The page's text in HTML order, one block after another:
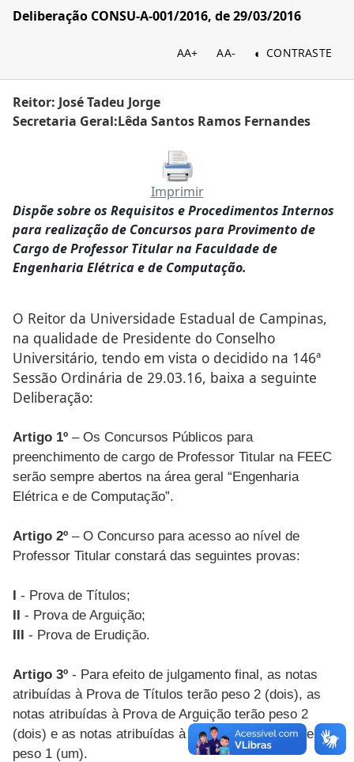
Deliberação CONSU-A-001/2016, de 29/03/2016
AA+ AA- CONTRASTE
Reitor: José Tadeu Jorge
Secretaria Geral:Lêda Santos Ramos Fernandes
Imprimir
Dispõe sobre os Requisitos e Procedimentos Internos
para realização de Concursos para Provimento de
Cargo de Professor Titular na Faculdade de
Engenharia Elétrica e de Computação.
O Reitor da Universidade Estadual de Campinas,
na qualidade de Presidente do Conselho
Universitário, tendo em vista o decidido na 146ª
Sessão Ordinária de 29.03.16, baixa a seguinte
Deliberação:
Artigo 1º – Os Concursos Públicos para
preenchimento de cargo de Professor Titular na FEEC
serão sempre abertos na área geral “Engenharia
Elétrica e de Computação”.
Artigo 2º – O Concurso para acesso ao nível de
Professor Titular constará das seguintes provas:
I - Prova de Títulos;
II - Prova de Arguição;
III - Prova de Erudição.
Artigo 3º - Para efeito de julgamento final, as notas
atribuídas à Prova de Títulos terão peso 2 (dois), as
notas atribuídas à Prova de Arguição terão peso 2
(dois) e as notas atribuídas à Prova de Erudição terão
peso 1 (um).